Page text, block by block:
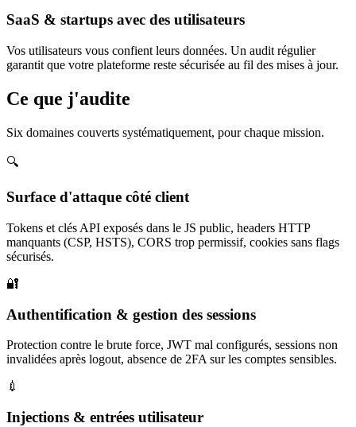
SaaS & startups avec des utilisateurs
Vos utilisateurs vous confient leurs données. Un audit régulier
garantit que votre plateforme reste sécurisée au fil des mises à jour.
Ce que j'audite
Six domaines couverts systématiquement, pour chaque mission.
🔍
Surface d'attaque côté client
Tokens et clés API exposés dans le JS public, headers HTTP
manquants (CSP, HSTS), CORS trop permissif, cookies sans flags
sécurisés.
🔐
Authentification & gestion des sessions
Protection contre le brute force, JWT mal configurés, sessions non
invalidées après logout, absence de 2FA sur les comptes sensibles.
💉
Injections & entrées utilisateur